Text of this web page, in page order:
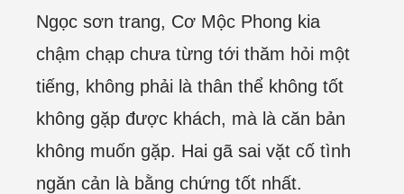
Ngọc sơn trang, Cơ Mộc Phong kia
chậm chạp chưa từng tới thăm hỏi một
tiếng, không phải là thân thể không tốt
không gặp được khách, mà là căn bản
không muốn gặp. Hai gã sai vặt cố tình
ngăn cản là bằng chứng tốt nhất.